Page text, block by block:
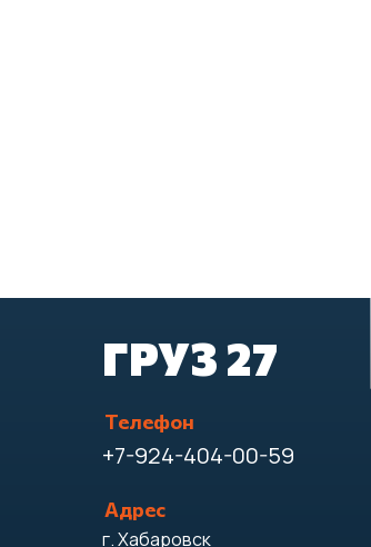
Адрес
г. Хабаровск
Телефон
+7-924-404-00-59
ГРУЗ 27